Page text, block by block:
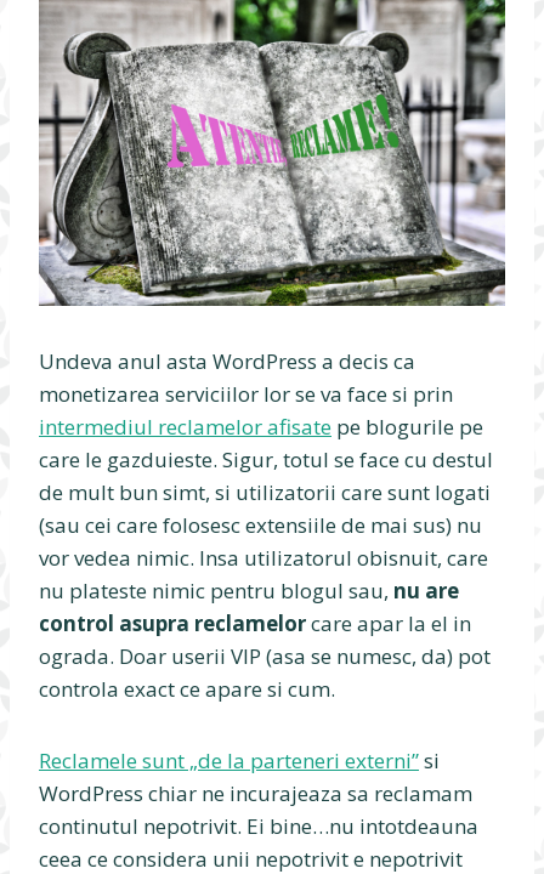
Undeva anul asta WordPress a decis ca
monetizarea serviciilor lor se va face si prin
intermediul reclamelor afisate pe blogurile pe
care le gazduieste. Sigur, totul se face cu destul
de mult bun simt, si utilizatorii care sunt logati
(sau cei care folosesc extensiile de mai sus) nu
vor vedea nimic. Insa utilizatorul obisnuit, care
nu plateste nimic pentru blogul sau, nu are
control asupra reclamelorcare apar la el in
ograda. Doar userii VIP (asa se numesc, da) pot
controla exact ce apare si cum.
Reclamele sunt „de la parteneri externi”si
WordPress chiar ne incurajeaza sa reclamam
continutul nepotrivit. Ei bine…nu intotdeauna
ceea ce considera unii nepotrivit e nepotrivit